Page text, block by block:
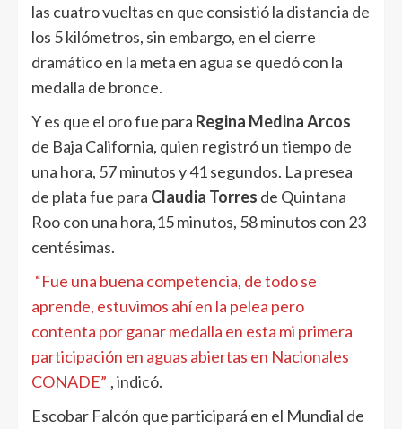
las cuatro vueltas en que consistió la distancia de
los 5 kilómetros, sin embargo, en el cierre
dramático en la meta en agua se quedó con la
medalla de bronce.
Y es que el oro fue para Regina Medina Arcos
de Baja California, quien registró un tiempo de
una hora, 57 minutos y 41 segundos. La presea
de plata fue para Claudia Torres de Quintana
Roo con una hora,15 minutos, 58 minutos con 23
centésimas.
“Fue una buena competencia, de todo se
aprende, estuvimos ahí en la pelea pero
contenta por ganar medalla en esta mi primera
participación en aguas abiertas en Nacionales
CONADE” , indicó.
Escobar Falcón que participará en el Mundial de